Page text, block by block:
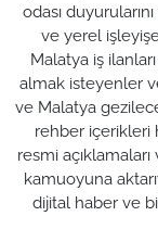
odası
ve yerel
Malatya iş
almak isteyenler
ve Malatya
rehber içerikleri
resmi
kamuoyuna
dijital haber ve